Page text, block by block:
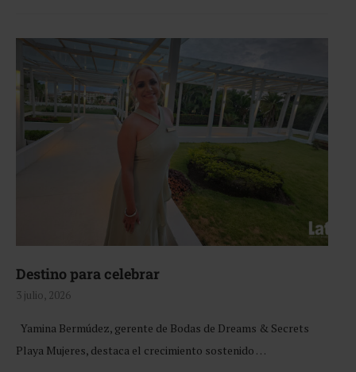
Destino para celebrar
3 julio, 2026
Yamina Bermúdez, gerente de Bodas de Dreams & Secrets
Playa Mujeres, destaca el crecimiento sostenido …